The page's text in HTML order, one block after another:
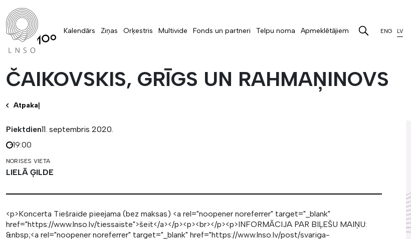
Kalendārs Ziņas Orķestris Multivide Fonds un partneri Telpu noma Apmeklētājiem ENG LV
ČAIKOVSKIS, GRĪGS UN RAHMAŅINOVS
Atpakaļ
Piektdien11. septembris 2020.
19:00
NORISES VIETA
LIELĀ ĢILDE
<p>Koncerta Tiešraide pieejama (bez maksas) <a rel="noopener noreferrer" target="_blank"
href="https://www.lnso.lv/tiessaiste">šeit</a></p><p><br></p><p>INFORMĀCIJA PAR BIĻEŠU MAIŅU:
&nbsp;<a rel="noopener noreferrer" target="_blank" href="https://www.lnso.lv/post/svariga-